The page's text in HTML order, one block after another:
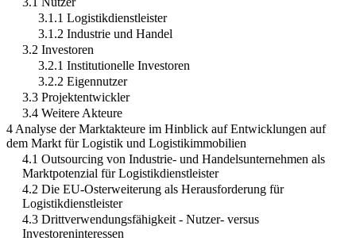
3.1.1 Logistikdienstleister
3.1.2 Industrie und Handel
3.2 Investoren
3.2.1 Institutionelle Investoren
3.2.2 Eigennutzer
3.3 Projektentwickler
3.4 Weitere Akteure
4 Analyse der Marktakteure im Hinblick auf Entwicklungen auf
dem Markt für Logistik und Logistikimmobilien
4.1 Outsourcing von Industrie- und Handelsunternehmen als
Marktpotenzial für Logistikdienstleister
4.2 Die EU-Osterweiterung als Herausforderung für
Logistikdienstleister
4.3 Drittverwendungsfähigkeit - Nutzer- versus
Investoreninteressen